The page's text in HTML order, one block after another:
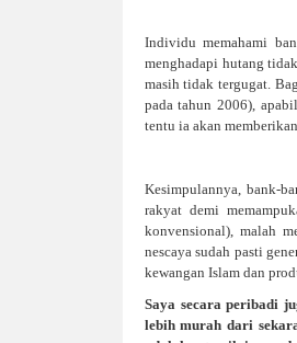
Individu memahami
menghadapi hutang
masih tidak tergugat.
pada tahun 2006),
tentu ia akan
Kesimpulannya, bank-
rakyat demi
konvensional), malah
nescaya sudah pasti
kewangan Islam dan
Saya secara peribadi
lebih murah dari